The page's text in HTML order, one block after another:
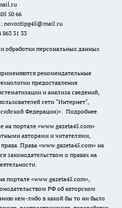
50 66
novostipg45@mail.ru
31 33
обработки персональных данных
рекомендательные
предоставления
и анализа сведений,
сети "Интернет",
Федерации)». Подробнее
портале «www.gazeta45.com»
авторами и читателями,
Права «www.gazeta45.com» на
законодательством о правах на
портале «www.gazeta45.com»,
РФ об авторском
кем-либо в какой бы то ни было